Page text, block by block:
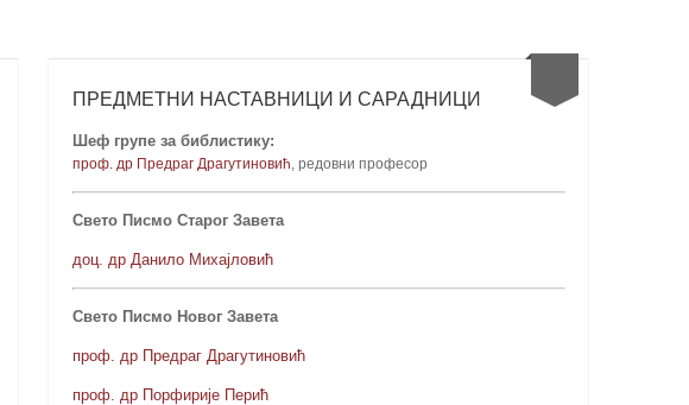
ПРЕДМЕТНИ НАСТАВНИЦИ И САРАДНИЦИ
Шеф групе за библистику:
проф. др Предраг Драгутиновић , редовни професор
Свето Писмо Старог Завета
доц. др Данило Михајловић
Свето Писмо Новог Завета
проф. др Предраг Драгутиновић
проф. др Порфирије Перић